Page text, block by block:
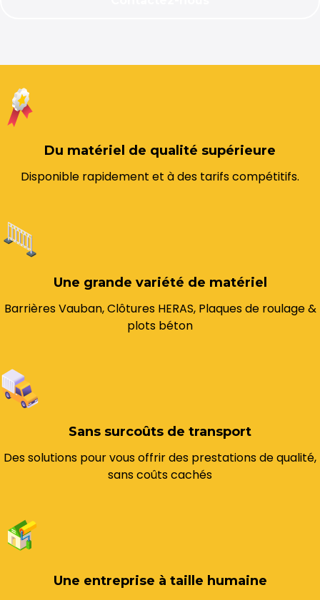
Du matériel de qualité supérieure
Disponible rapidement et à des tarifs compétitifs.
Une grande variété de matériel
Barrières Vauban, Clôtures HERAS, Plaques de roulage &
plots béton
Sans surcoûts de transport
Des solutions pour vous offrir des prestations de qualité,
sans coûts cachés
Une entreprise à taille humaine